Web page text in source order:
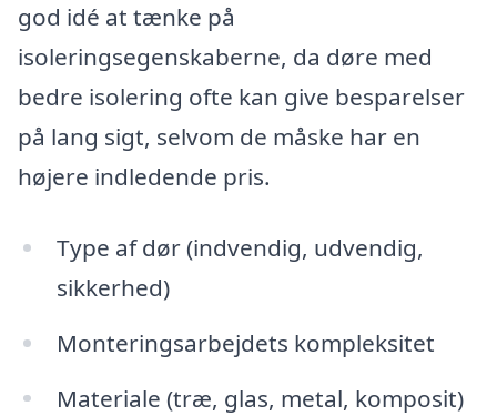
god idé at tænke på
isoleringsegenskaberne, da døre med
bedre isolering ofte kan give besparelser
på lang sigt, selvom de måske har en
højere indledende pris.
Type af dør (indvendig, udvendig,
sikkerhed)
Monteringsarbejdets kompleksitet
Materiale (træ, glas, metal, komposit)